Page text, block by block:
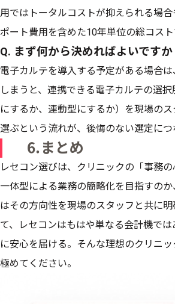
用ではトータルコストが抑えられる場
ポート費用を含めた10年単位の総コス
Q. まず何から決めればよいですか
電子カルテを導入する予定がある場合
しまうと、連携できる電子カルテの選
にするか、連動型にするか）を現場の
選ぶという流れが、後悔のない選定につ
⒍まとめ
レセコン選びは、クリニックの「事務
一体型による業務の簡略化を目指すの
はその方向性を現場のスタッフと共に
て、レセコンはもはや単なる会計機で
に安心を届ける。そんな理想のクリニ
極めてください。